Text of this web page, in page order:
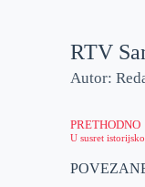
RTV
Autor:
PRETHODNO